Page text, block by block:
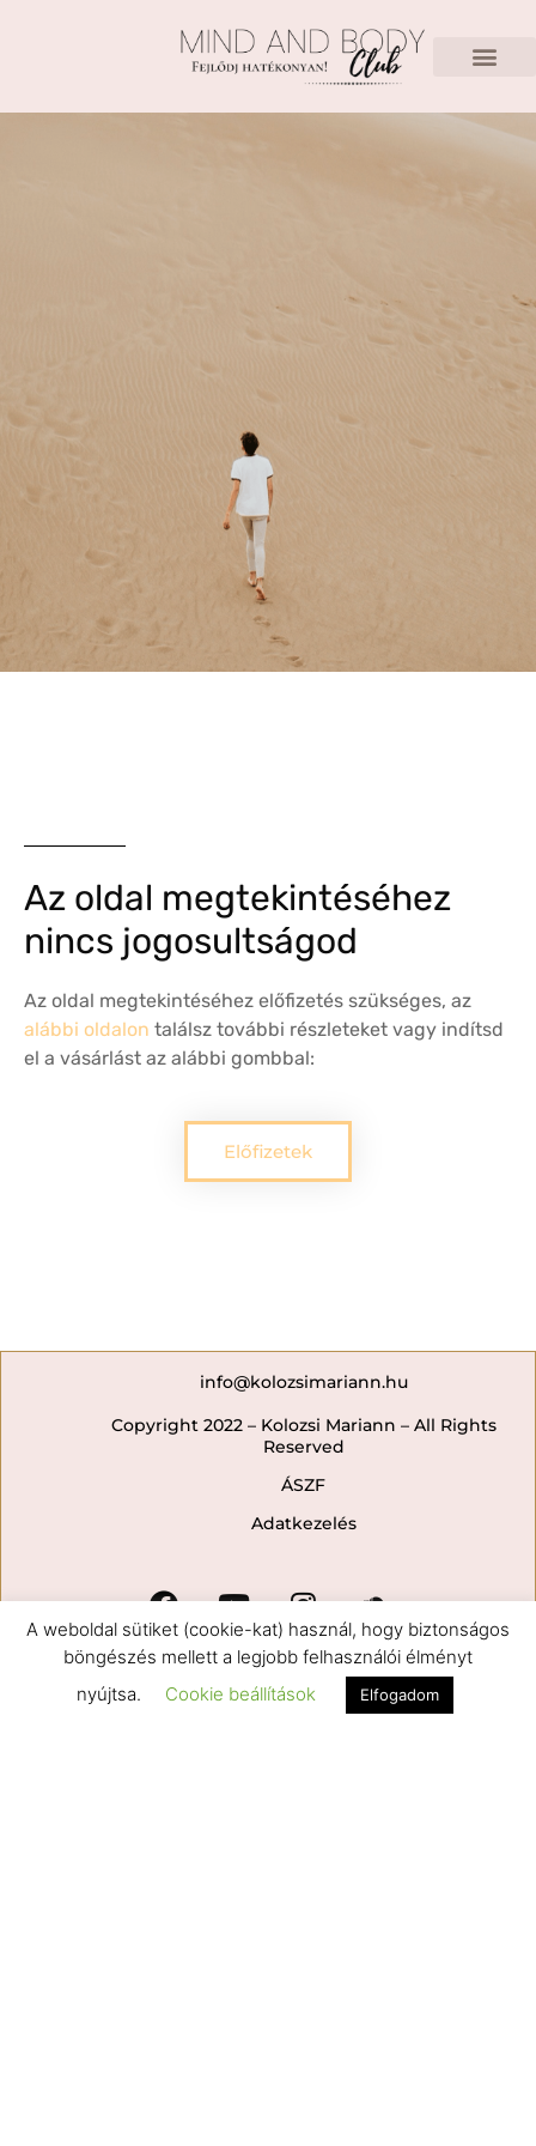
Az oldal megtekintéséhez
nincs jogosultságod
Az oldal megtekintéséhez előfizetés szükséges, az
alábbi oldalon találsz további részleteket vagy indítsd
el a vásárlást az alábbi gombbal:
Előfizetek
info@kolozsimariann.hu
Copyright 2022 – Kolozsi Mariann – All Rights
Reserved
ÁSZF
Adatkezelés
A weboldal sütiket (cookie-kat) használ, hogy biztonságos
böngészés mellett a legjobb felhasználói élményt
nyújtsa.
Cookie beállítások Elfogadom